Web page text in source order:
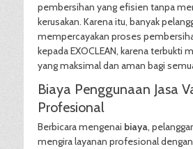
pembersihan yang efisien tanpa
kerusakan. Karena itu, banyak
mempercayakan proses
kepada EXOCLEAN, karena terbukti
yang maksimal dan aman bagi
Biaya Penggunaan Jasa
Profesional
Berbicara mengenai biaya,
mengira layanan profesional